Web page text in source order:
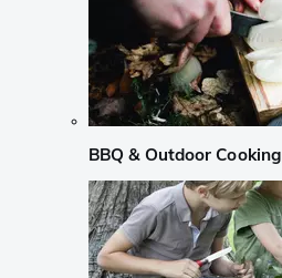
BBQ & Outdoor Cooking